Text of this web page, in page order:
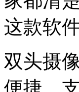
这款软
双头摄
便捷，